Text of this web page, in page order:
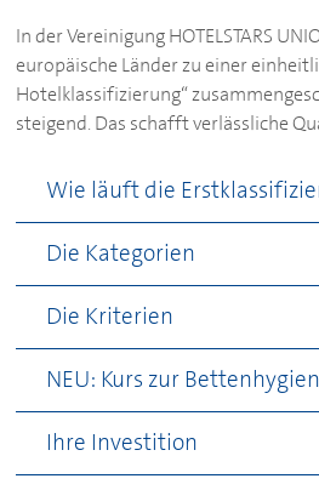
In der Vereinigung HOTELSTARS
europäische Länder zu einer
Hotelklassifizierung“
steigend. Das schafft verlässliche
Wie läuft die
Die Kategorien
Die Kriterien
NEU: Kurs zur
Ihre Investition